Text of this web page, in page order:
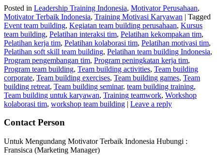
Posted in Leadership Training Indonesia, Motivator Perusahaan,
Motivator Terbaik Indonesia, Training Motivasi Karyawan | Tagged
Event team building, Kegiatan team building perusahaan, Kursus
team building, Pelatihan interaksi tim, Pelatihan kekompakan tim,
Pelatihan kerja tim, Pelatihan kolaborasi tim, Pelatihan motivasi tim,
Pelatihan soft skill team building, Pelatihan team building Indonesia,
Program pengembangan tim, Program peningkatan kerja tim,
Program team building, Team building activities, Team building
corporate, Team building exercises, Team building games, Team
building retreat, Team building seminar, team building training,
Team building untuk karyawan, Training teamwork, Workshop
kolaborasi tim, workshop team building | Leave a reply
Contact Person
Untuk Mengundang Motivator Terbaik Indonesia Hubungi :
Fransisca (Marketing Manager)